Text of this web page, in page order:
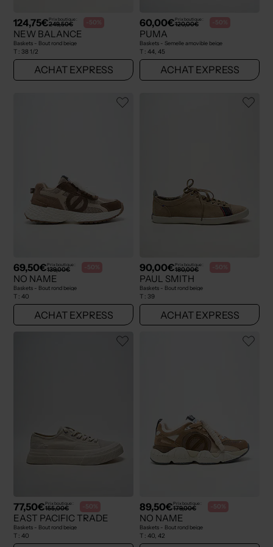
124,75€Prix boutique :
249,50€ -50%
NEW BALANCE
Baskets - Bout rond beige
T : 38 1/2
ACHAT EXPRESS
60,00€Prix boutique :
120,00€ -50%
PUMA
Baskets - Semelle amovible beige
T : 44, 45
ACHAT EXPRESS
69,50€Prix boutique :
139,00€ -50%
NO NAME
Baskets - Bout rond beige
T : 40
ACHAT EXPRESS
90,00€Prix boutique :
180,00€ -50%
PAUL SMITH
Baskets - Bout rond beige
T : 39
ACHAT EXPRESS
77,50€Prix boutique :
155,00€ -50%
EAST PACIFIC TRADE
Baskets - Bout rond beige
T : 40
89,50€Prix boutique :
179,00€ -50%
NO NAME
Baskets - Bout rond beige
T : 40, 42